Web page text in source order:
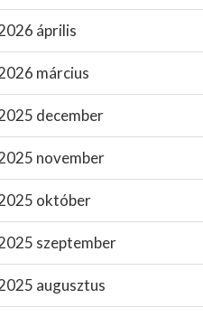
április
március
december
november
október
szeptember
augusztus